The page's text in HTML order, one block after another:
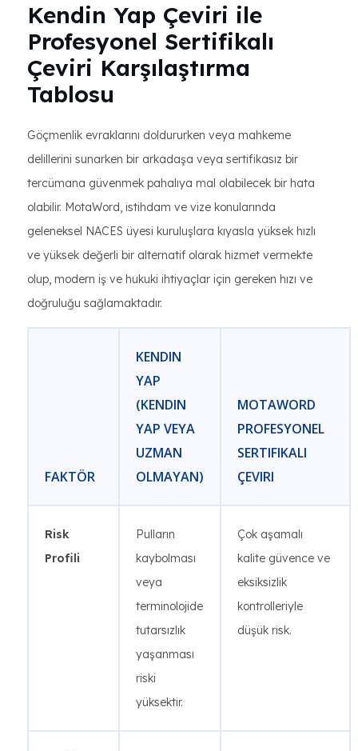
Kendin Yap Çeviri ile
Profesyonel Sertifikalı
Çeviri Karşılaştırma
Tablosu
Göçmenlik evraklarını doldururken veya mahkeme
delillerini sunarken bir arkadaşa veya sertifikasız bir
tercümana güvenmek pahalıya mal olabilecek bir hata
olabilir. MotaWord, istihdam ve vize konularında
geleneksel NACES üyesi kuruluşlara kıyasla yüksek hızlı
ve yüksek değerli bir alternatif olarak hizmet vermekte
olup, modern iş ve hukuki ihtiyaçlar için gereken hızı ve
doğruluğu sağlamaktadır.
FAKTÖR
KENDIN
YAP
(KENDIN
YAP VEYA
UZMAN
OLMAYAN)
MOTAWORD
PROFESYONEL
SERTIFIKALI
ÇEVIRI
Risk
Profili
Pulların
kaybolması
veya
terminolojide
tutarsızlık
yaşanması
riski
yüksektir.
Çok aşamalı
kalite güvence ve
eksiksizlik
kontrolleriyle
düşük risk.